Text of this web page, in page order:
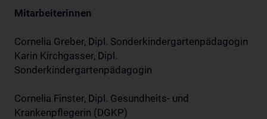
Mitarbeiterinnen
Cornelia Greber, Dipl. Sonderkindergartenpädagogin
Karin Kirchgasser, Dipl.
Sonderkindergartenpädagogin
Cornelia Finster, Dipl. Gesundheits- und
Krankenpflegerin (DGKP)